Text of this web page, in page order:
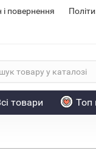
і повернення
товари Топ